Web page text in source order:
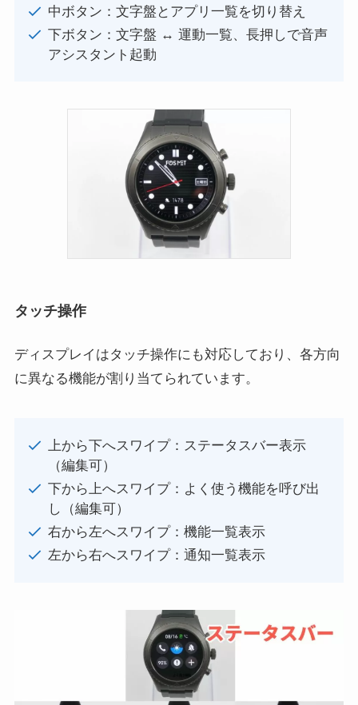
中ボタン：文字盤とアプリ一覧を切り替え
下ボタン：文字盤 ↔ 運動一覧、長押しで音声
アシスタント起動
タッチ操作
ディスプレイはタッチ操作にも対応しており、各方向
に異なる機能が割り当てられています。
上から下へスワイプ：ステータスバー表示
（編集可）
下から上へスワイプ：よく使う機能を呼び出
し（編集可）
右から左へスワイプ：機能一覧表示
左から右へスワイプ：通知一覧表示